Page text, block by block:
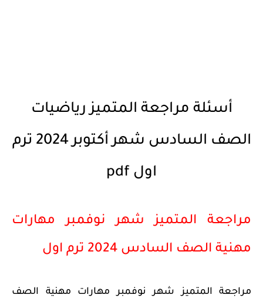
أسئلة مراجعة المتميز رياضيات
الصف السادس شهر أكتوبر 2024 ترم
اول pdf
مراجعة المتميز شهر نوفمبر مهارات
مهنية الصف السادس 2024 ترم اول
مراجعة المتميز شهر نوفمبر مهارات مهنية الصف